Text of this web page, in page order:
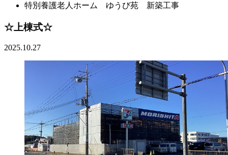
特別養護老人ホーム ゆうび苑 新築工事
☆上棟式☆
2025.10.27